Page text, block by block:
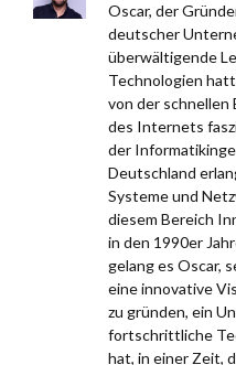
Oscar, der
deutscher
überwältigende
Technologien
von der schnellen
des Internets
der
Deutschland
Systeme und
diesem Bereich
in den 1990er
gelang es Oscar,
eine innovative
zu gründen, ein
fortschrittliche
hat, in einer Zeit,